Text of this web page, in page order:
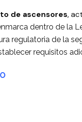
de ascensores,
dentro de la
regulatoria de la
requisitos